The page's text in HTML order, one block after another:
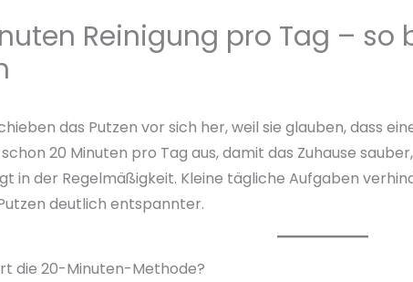
Reinigung pro Tag –
das Putzen vor sich her, weil sie glauben, dass
20 Minuten pro Tag aus, damit das Zuhause
in der Regelmäßigkeit. Kleine tägliche Aufgaben
deutlich entspannter.
die 20-Minuten-Methode?